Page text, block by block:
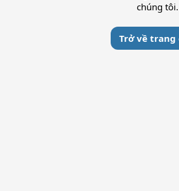
chúng tôi.
Trở về trang